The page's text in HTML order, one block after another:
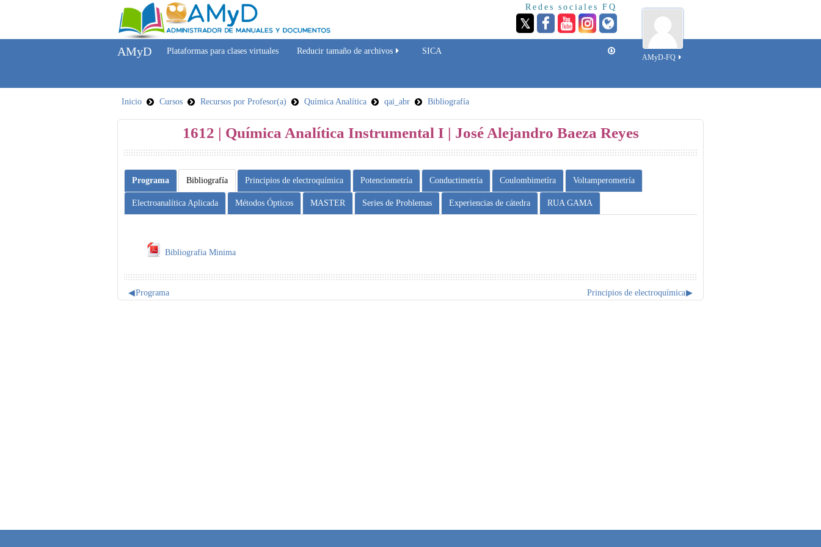
Redes sociales FQ
AMyD AMyD-FQ
Plataformas para clases virtuales Reducir tamaño de archivos SICA
Inicio Cursos Recursos por Profesor(a) Química Analítica qai_abr Bibliografía
1612 | Química Analítica Instrumental I | José Alejandro Baeza Reyes
Programa Bibliografía Principios de electroquímica Potenciometría Conductimetría Coulombimetíra Voltamperometría
Electroanalítica Aplicada Métodos Ópticos MASTER Series de Problemas Experiencias de cátedra RUA GAMA
Bibliografia Minima
◀︎Programa Principios de electroquímica▶︎